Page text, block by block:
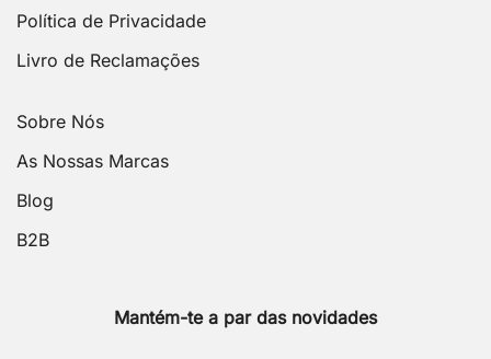
Política de Privacidade
Livro de Reclamações
Sobre Nós
As Nossas Marcas
Blog
B2B
Mantém-te a par das novidades